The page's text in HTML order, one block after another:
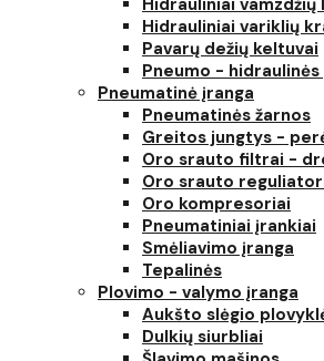
Hidrauliniai
Hidrauliniai variklių
Pavarų dežių keltuvai
Pneumo -
Pneumatinė įranga
Pneumatinės žarnos
Greitos jungtys -
Oro srauto filtrai -
Oro srauto
Oro kompresoriai
Pneumatiniai įrankiai
Smėliavimo įranga
Tepalinės
Plovimo - valymo įranga
Aukšto slėgio
Dulkių siurbliai